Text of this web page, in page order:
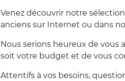
Venez découvrir notre
anciens sur Internet ou dans
Nous serions heureux de vous
soit votre budget et de vous
Attentifs à vos besoins,